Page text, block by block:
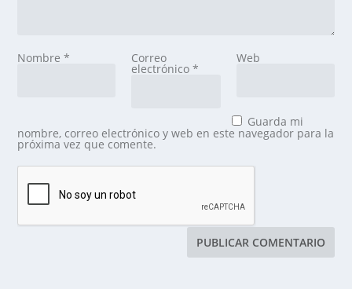
Nombre* Correo
electrónico *
Web
Guarda mi
nombre, correo electrónico y web en este navegador para la
próxima vez que comente.